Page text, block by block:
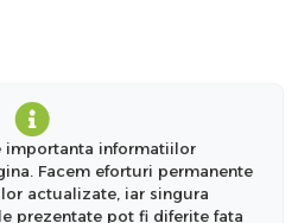
importanta informatiilor
Facem eforturi permanente
actualizate, iar singura
prezentate pot fi diferite fata